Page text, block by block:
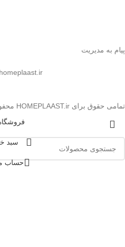
پیام به مدیریت
تمامی حقوق برای HOMEPLAAST.ir محفوظ است.
سبد
حساب